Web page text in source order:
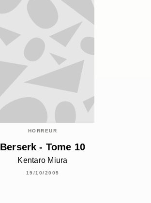
HORREUR
Berserk - Tome 10
Kentaro Miura
19/10/2005